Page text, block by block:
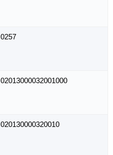
0257
02013000032001000
020130000320010